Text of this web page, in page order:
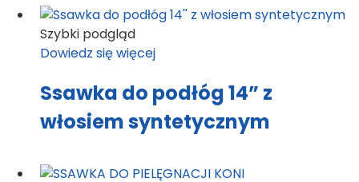
Szybki podgląd
Dowiedz się więcej
Ssawka do podłóg 14” z
włosiem syntetycznym